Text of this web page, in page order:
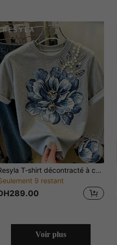
Resyla T-shirt décontracté à col rond et manches courtes pour femmes, imprimé floral, polyvalent pour l'été
9 restant
Voir plus